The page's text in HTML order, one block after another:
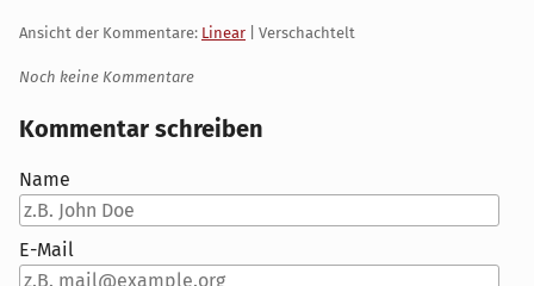
Ansicht der Kommentare: Linear | Verschachtelt
Noch keine Kommentare
Kommentar schreiben
Name
E-Mail